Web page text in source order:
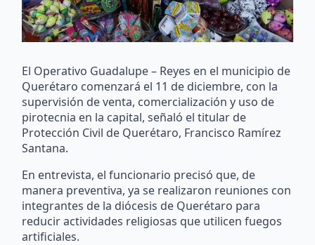
El Operativo Guadalupe – Reyes en el municipio de
Querétaro comenzará el 11 de diciembre, con la
supervisión de venta, comercialización y uso de
pirotecnia en la capital, señaló el titular de
Protección Civil de Querétaro, Francisco Ramírez
Santana.
En entrevista, el funcionario precisó que, de
manera preventiva, ya se realizaron reuniones con
integrantes de la diócesis de Querétaro para
reducir actividades religiosas que utilicen fuegos
artificiales.